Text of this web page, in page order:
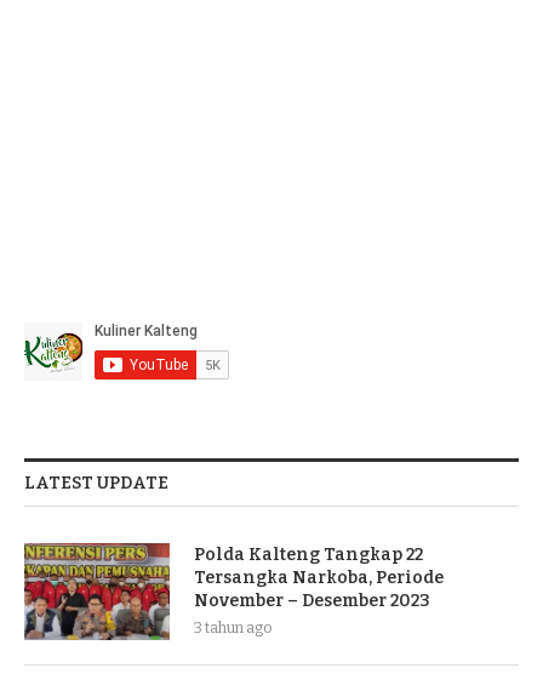
LATEST UPDATE
Polda Kalteng Tangkap 22
Tersangka Narkoba, Periode
November – Desember 2023
3 tahun ago